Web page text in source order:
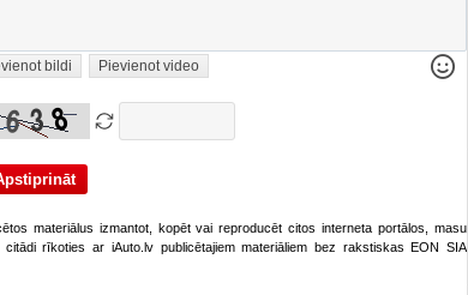
bildi Pievienot video
materiālus izmantot, kopēt vai reproducēt citos interneta portālos, masu
rīkoties ar iAuto.lv publicētajiem materiāliem bez rakstiskas EON SIA